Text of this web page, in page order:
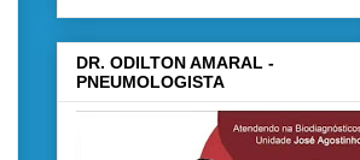
DR. ODILTON AMARAL -
PNEUMOLOGISTA